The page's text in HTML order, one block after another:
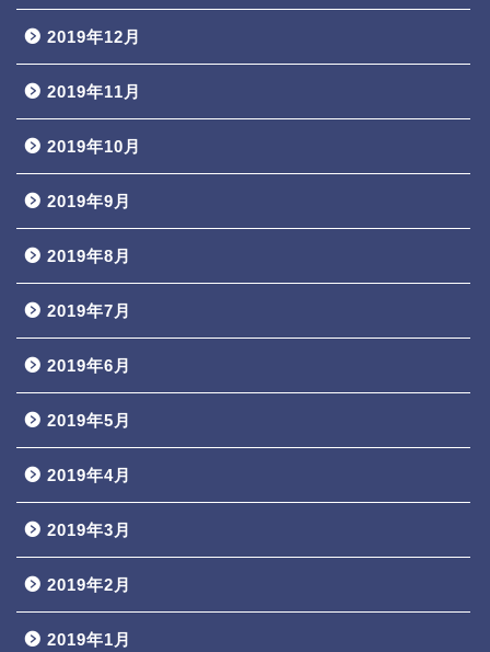
2019年12月
2019年11月
2019年10月
2019年9月
2019年8月
2019年7月
2019年6月
2019年5月
2019年4月
2019年3月
2019年2月
2019年1月